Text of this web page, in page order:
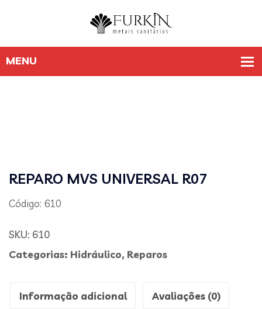
REPARO MVS UNIVERSAL R07
Código: 610
SKU: 610
Categorias: Hidráulico, Reparos
Informação adicional Avaliações (0)